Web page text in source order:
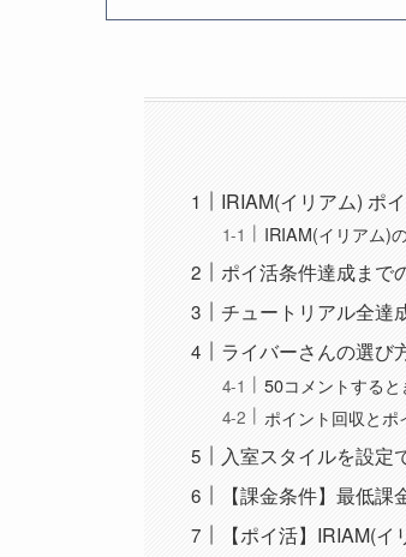
IRIAM(イリアム) ポ
IRIAM(イリアム)
ポイ活条件達成まで
チュートリアル全達
ライバーさんの選び
50コメントする
ポイント回収とポ
入室スタイルを設定
【課金条件】最低課
【ポイ活】IRIAM(